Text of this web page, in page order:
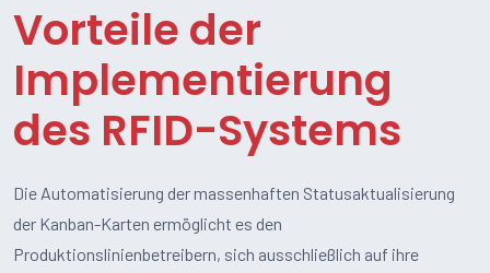
Vorteile der
Implementierung
des RFID-Systems
Die Automatisierung der massenhaften Statusaktualisierung
der Kanban-Karten ermöglicht es den
Produktionslinienbetreibern, sich ausschließlich auf ihre